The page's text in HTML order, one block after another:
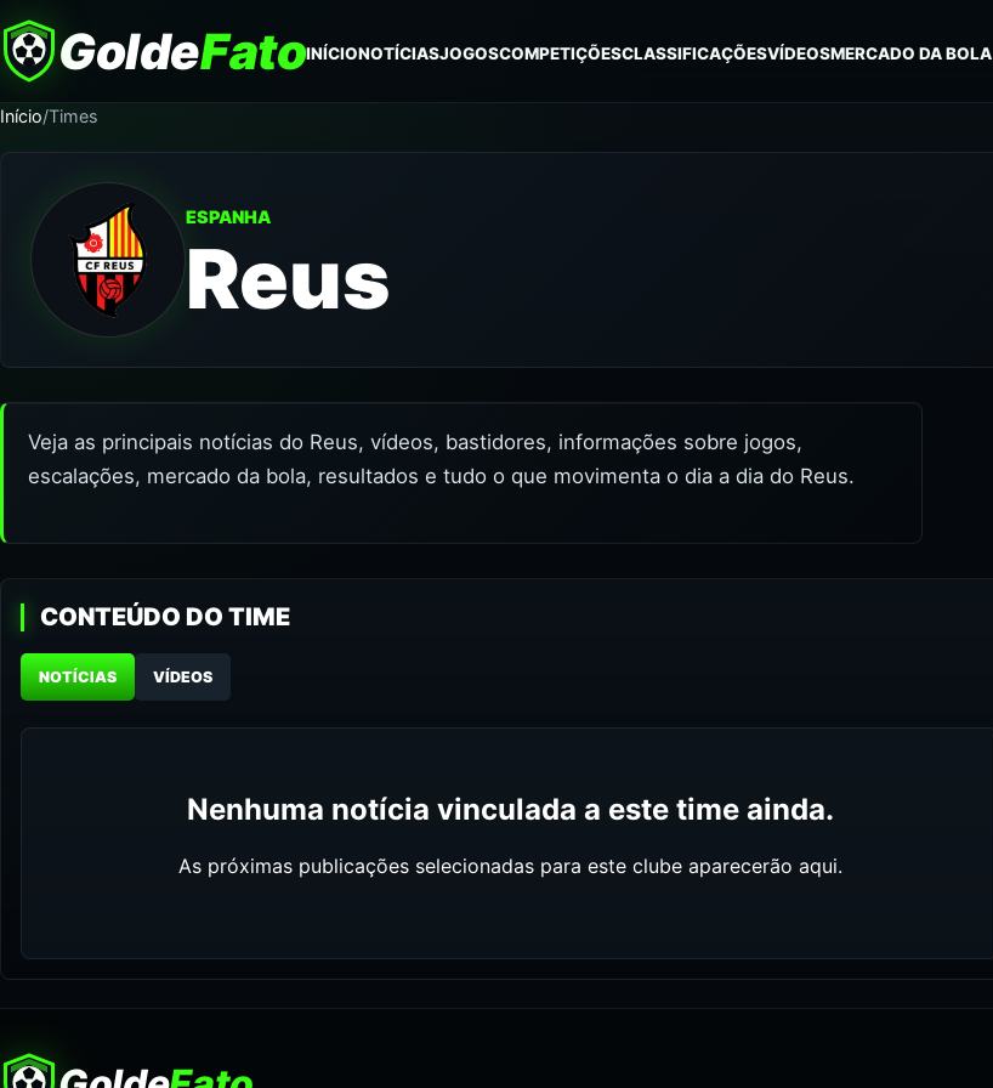
GoldeFatoINÍCIONOTÍCIASJOGOSCOMPETIÇÕESCLASSIFICAÇÕESVÍDEOSMERCADO DA BOLA
Início/Times
ESPANHA
Reus
Veja as principais notícias do Reus, vídeos, bastidores, informações sobre jogos,
escalações, mercado da bola, resultados e tudo o que movimenta o dia a dia do Reus.
CONTEÚDO DO TIME
NOTÍCIAS VÍDEOS
Nenhuma notícia vinculada a este time ainda.
As próximas publicações selecionadas para este clube aparecerão aqui.